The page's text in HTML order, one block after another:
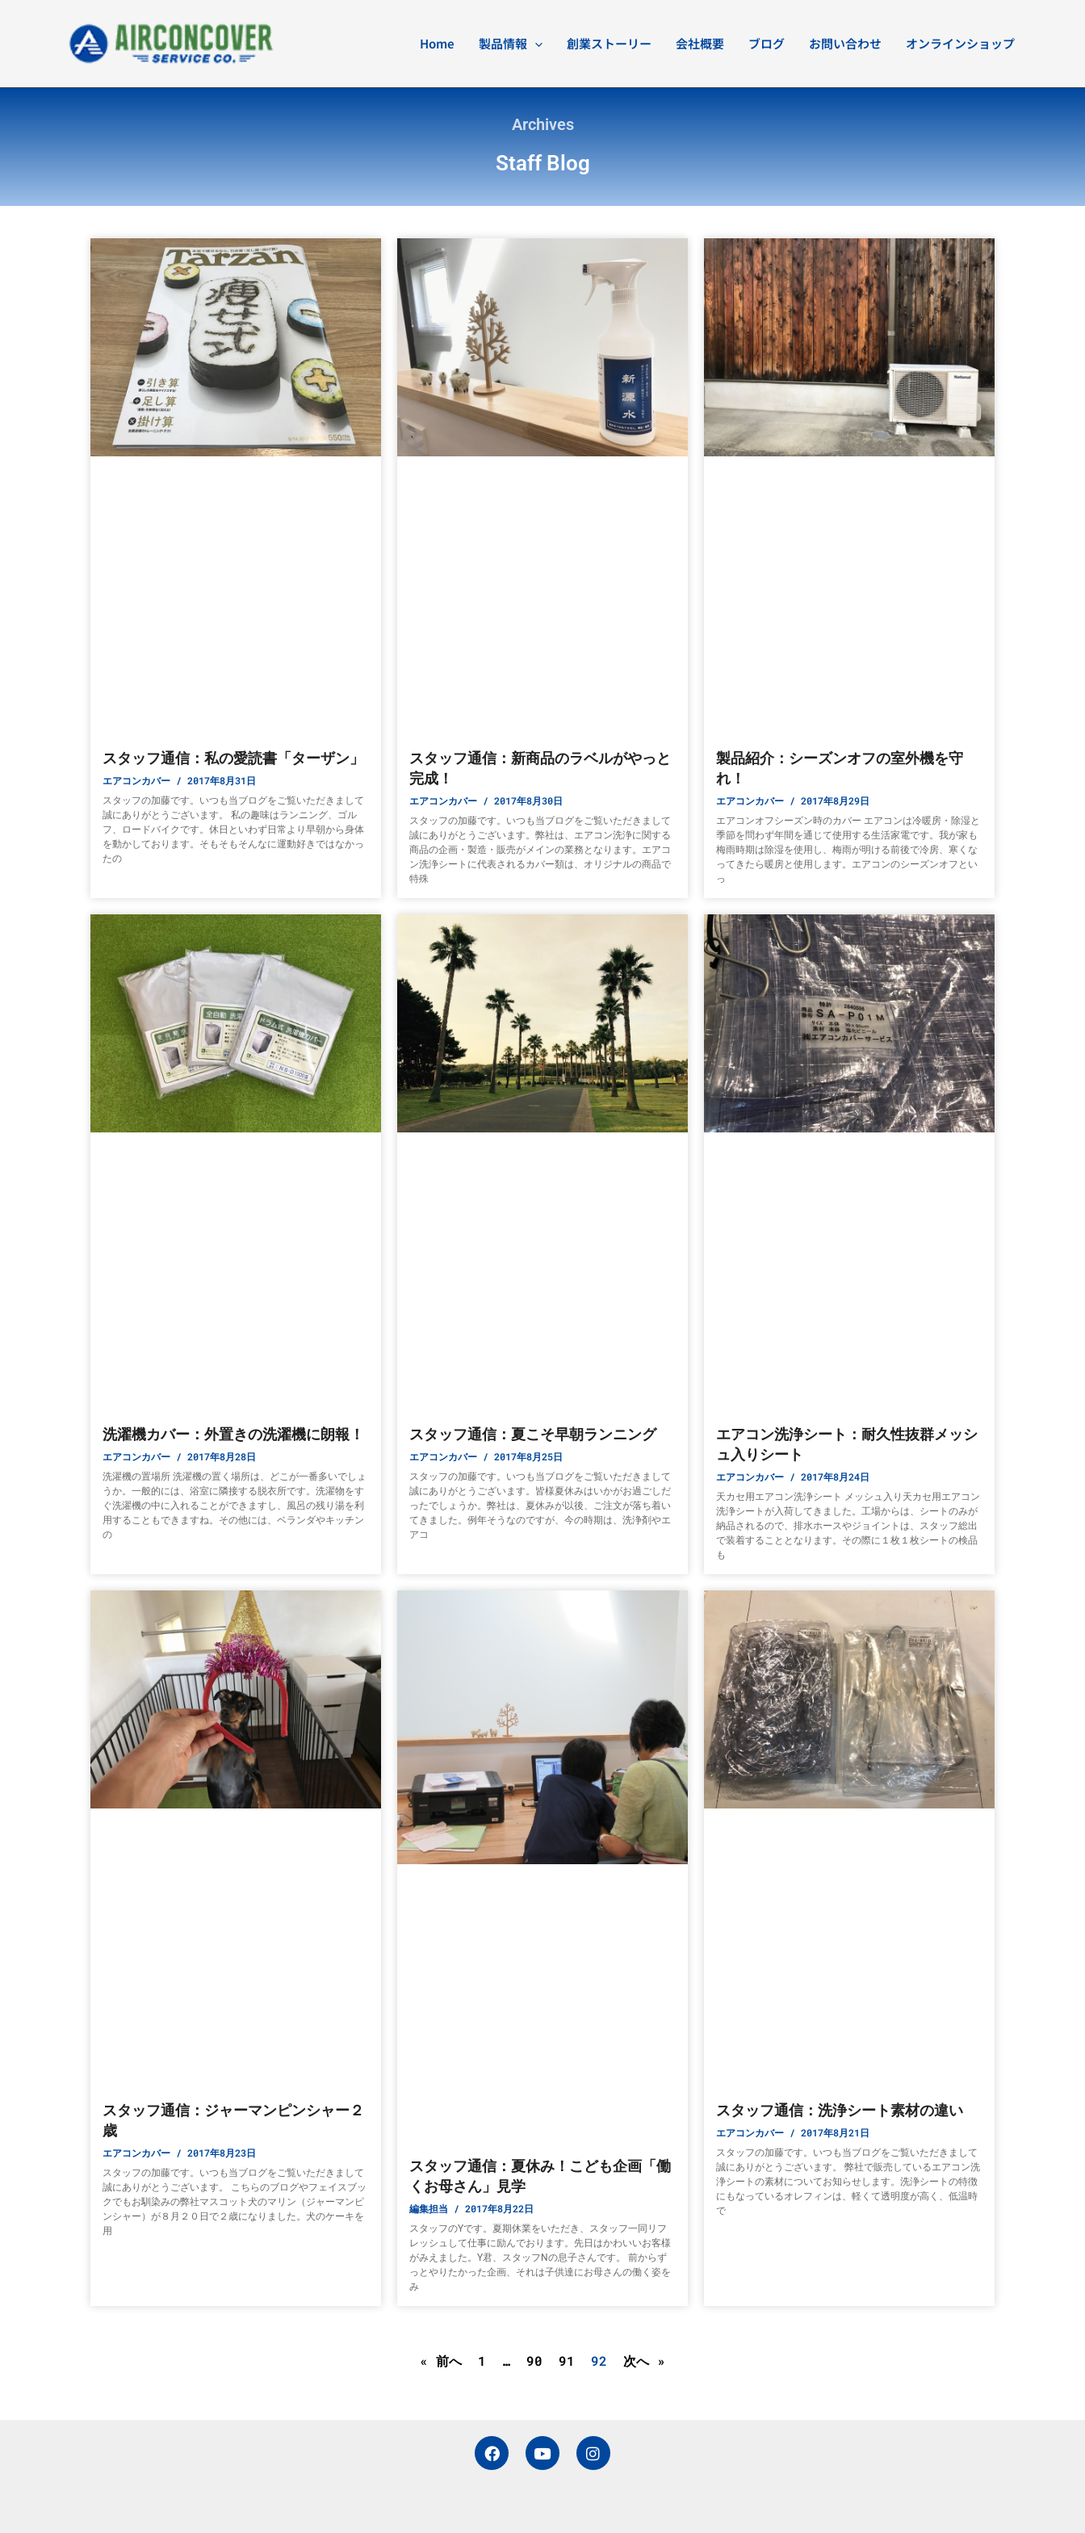
キ
Home 製品情報 創業ストーリー 会社概要 ブログ お問い合わせ オンラインショップ
Archives
Staff Blog
スタッフ通信：私の愛読書「ターザン」
エアコンカバー 2017年8月31日
スタッフの加藤です。いつも当ブログをご覧いただきまして
誠にありがとうございます。 私の趣味はランニング、ゴル
フ、ロードバイクです。休日といわず日常より早朝から身体
を動かしております。そもそもそんなに運動好きではなかっ
たの
スタッフ通信：新商品のラベルがやっと
完成！
エアコンカバー 2017年8月30日
スタッフの加藤です。いつも当ブログをご覧いただきまして
誠にありがとうございます。弊社は、エアコン洗浄に関する
商品の企画・製造・販売がメインの業務となります。エアコ
ン洗浄シートに代表されるカバー類は、オリジナルの商品で
特殊
製品紹介：シーズンオフの室外機を守
れ！
エアコンカバー 2017年8月29日
エアコンオフシーズン時のカバー エアコンは冷暖房・除湿と
季節を問わず年間を通じて使用する生活家電です。我が家も
梅雨時期は除湿を使用し、梅雨が明ける前後で冷房、寒くな
ってきたら暖房と使用します。エアコンのシーズンオフとい
っ
洗濯機カバー：外置きの洗濯機に朗報！
エアコンカバー 2017年8月28日
洗濯機の置場所 洗濯機の置く場所は、どこが一番多いでしょ
うか。一般的には、浴室に隣接する脱衣所です。洗濯物をす
ぐ洗濯機の中に入れることができますし、風呂の残り湯を利
用することもできますね。その他には、ベランダやキッチン
の
スタッフ通信：夏こそ早朝ランニング
エアコンカバー 2017年8月25日
スタッフの加藤です。いつも当ブログをご覧いただきまして
誠にありがとうございます。皆様夏休みはいかがお過ごしだ
ったでしょうか。弊社は、夏休みが以後、ご注文が落ち着い
てきました。例年そうなのですが、今の時期は、洗浄剤やエ
アコ
エアコン洗浄シート：耐久性抜群メッシ
ュ入りシート
エアコンカバー 2017年8月24日
天カセ用エアコン洗浄シート メッシュ入り天カセ用エアコン
洗浄シートが入荷してきました。工場からは、シートのみが
納品されるので、排水ホースやジョイントは、スタッフ総出
で装着することとなります。その際に１枚１枚シートの検品
も
スタッフ通信：ジャーマンピンシャー２
歳
エアコンカバー 2017年8月23日
スタッフの加藤です。いつも当ブログをご覧いただきまして
誠にありがとうございます。 こちらのブログやフェイスブッ
クでもお馴染みの弊社マスコット犬のマリン（ジャーマンピ
ンシャー）が８月２０日で２歳になりました。犬のケーキを
用
スタッフ通信：夏休み！こども企画「働
くお母さん」見学
編集担当 2017年8月22日
スタッフのYです。夏期休業をいただき、スタッフ一同リフ
レッシュして仕事に励んでおります。先日はかわいいお客様
がみえました。Y君、スタッフNの息子さんです。 前からず
っとやりたかった企画、それは子供達にお母さんの働く姿を
み
スタッフ通信：洗浄シート素材の違い
エアコンカバー 2017年8月21日
スタッフの加藤です。いつも当ブログをご覧いただきまして
誠にありがとうございます。 弊社で販売しているエアコン洗
浄シートの素材についてお知らせします。洗浄シートの特徴
にもなっているオレフィンは、軽くて透明度が高く、低温時
で
« 前へ
ジ
1 … 90 91
ー
ジ
92 次へ »
F
a
c
Y
o
u
I
n
s